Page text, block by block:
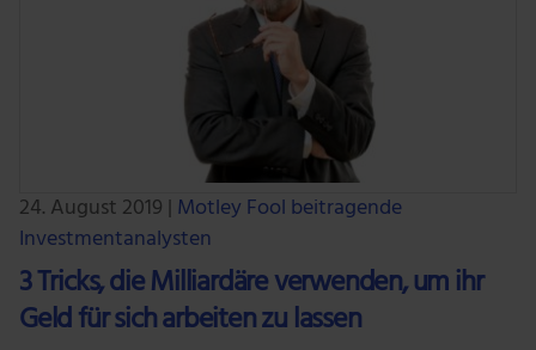
24. August 2019 | Motley Fool beitragende
Investmentanalysten
3 Tricks, die Milliardäre verwenden, um ihr
Geld für sich arbeiten zu lassen